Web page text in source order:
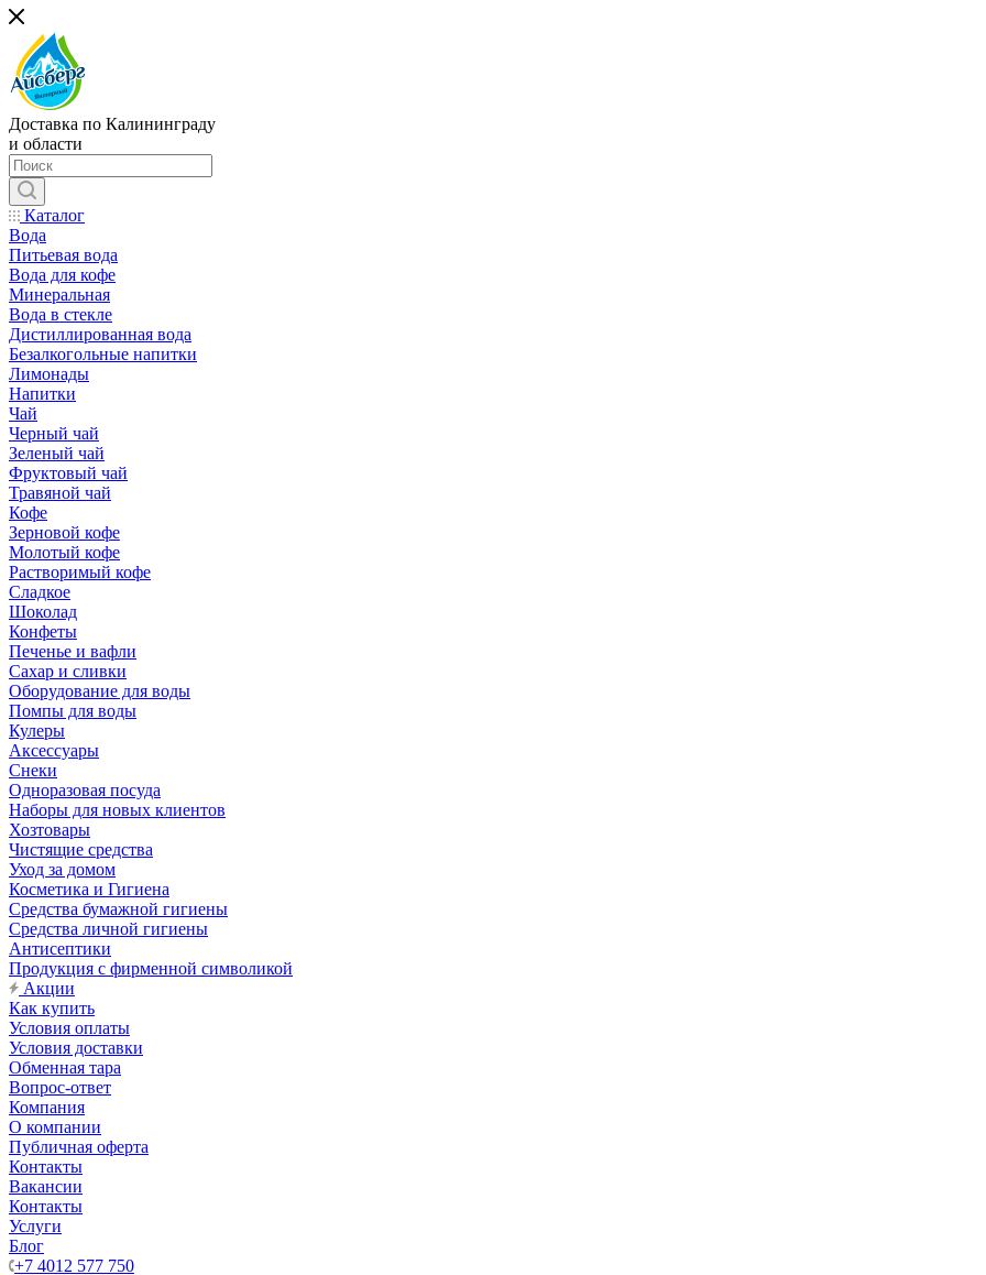
Доставка по Калининграду
и области
Каталог
Вода
Питьевая вода
Вода для кофе
Минеральная
Вода в стекле
Дистиллированная вода
Безалкогольные напитки
Лимонады
Напитки
Чай
Черный чай
Зеленый чай
Фруктовый чай
Травяной чай
Кофе
Зерновой кофе
Молотый кофе
Растворимый кофе
Сладкое
Шоколад
Конфеты
Печенье и вафли
Сахар и сливки
Оборудование для воды
Помпы для воды
Кулеры
Аксессуары
Снеки
Одноразовая посуда
Наборы для новых клиентов
Хозтовары
Чистящие средства
Уход за домом
Косметика и Гигиена
Средства бумажной гигиены
Средства личной гигиены
Антисептики
Продукция с фирменной символикой
Акции
Как купить
Условия оплаты
Условия доставки
Обменная тара
Вопрос-ответ
Компания
О компании
Публичная оферта
Контакты
Вакансии
Контакты
Услуги
Блог
+7 4012 577 750